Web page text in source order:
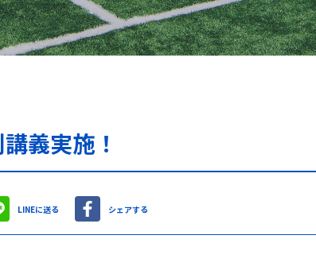
義実施！
LINEに送る シェアする